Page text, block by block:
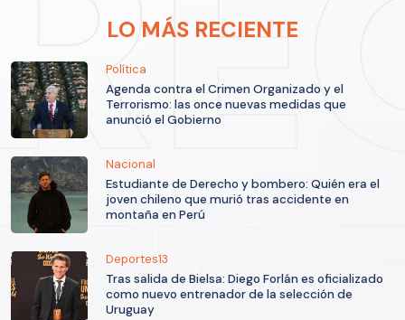
LO MÁS RECIENTE
Política
Agenda contra el Crimen Organizado y el
Terrorismo: las once nuevas medidas que
anunció el Gobierno
Nacional
Estudiante de Derecho y bombero: Quién era el
joven chileno que murió tras accidente en
montaña en Perú
Deportes13
Tras salida de Bielsa: Diego Forlán es oficializado
como nuevo entrenador de la selección de
Uruguay